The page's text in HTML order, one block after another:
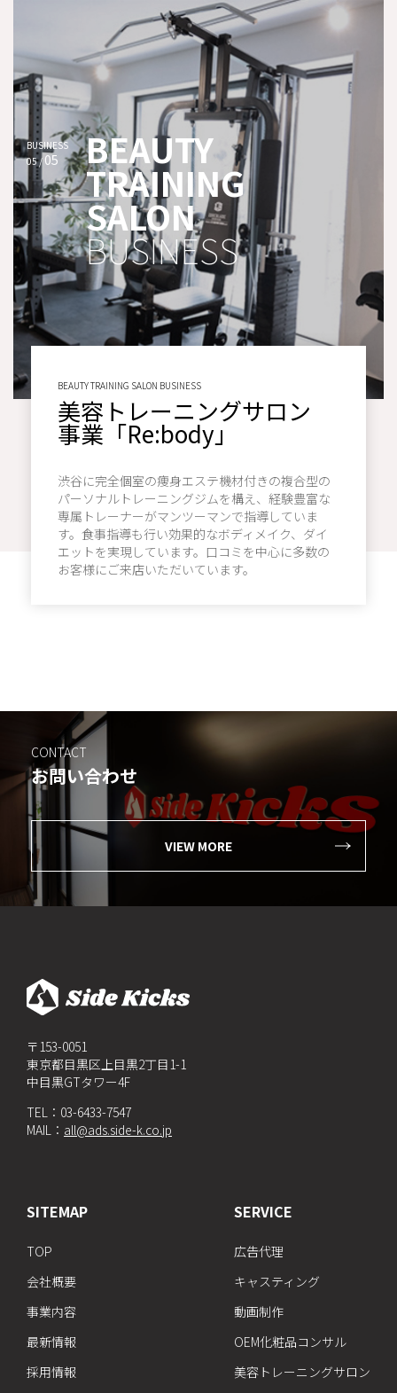
BUSINESS
05 / 05 BEAUTY
TRAINING
SALON
BUSINESS
BEAUTY TRAINING SALON BUSINESS
美容トレーニングサロン
事業「Re:body」
渋谷に完全個室の痩身エステ機材付きの複合型の
パーソナルトレーニングジムを構え、経験豊富な
専属トレーナーがマンツーマンで指導していま
す。食事指導も行い効果的なボディメイク、ダイ
エットを実現しています。口コミを中心に多数の
お客様にご来店いただいています。
CONTACT
お問い合わせ
VIEW MORE
〒153-0051
東京都目黒区上目黒2丁目1-1
中目黒GTタワー4F
TEL： 03-6433-7547
MAIL： all@ads.side-k.co.jp
SITEMAP
TOP
会社概要
事業内容
最新情報
採用情報
SERVICE
広告代理
キャスティング
動画制作
OEM化粧品コンサル
美容トレーニングサロン